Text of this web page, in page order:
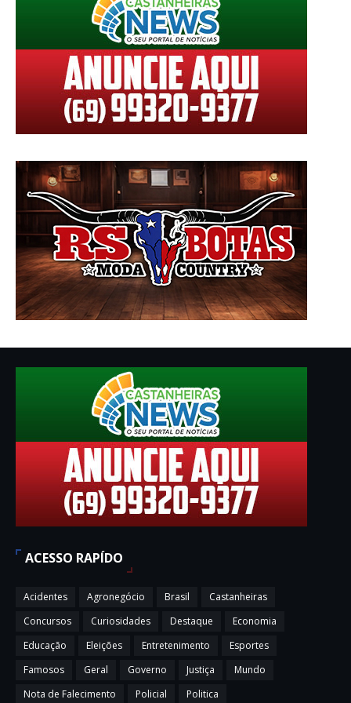
ACESSO RAPÍDO
Acidentes Agronegócio Brasil
Castanheiras
Concursos
Curiosidades Destaque
Economia
Educação
Eleições Entretenimento
Esportes
Famosos
Geral Governo Justiça
Mundo
Nota de Falecimento
Policial
Politica